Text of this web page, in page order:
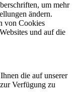
um mehr
ändern.
von Cookies
und auf die
die auf unserer
Verfügung zu